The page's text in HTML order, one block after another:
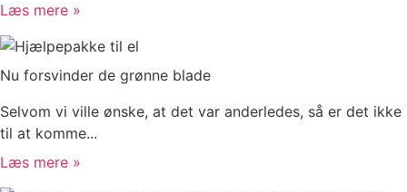
Læs mere »
Nu forsvinder de grønne blade
Selvom vi ville ønske, at det var anderledes, så er det ikke
til at komme...
Læs mere »